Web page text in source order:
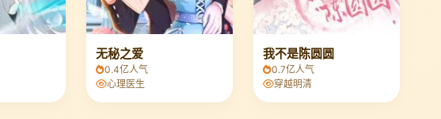
无秘之爱
0.4亿人气
心理医生
我不是陈圆圆
0.7亿人气
穿越明清